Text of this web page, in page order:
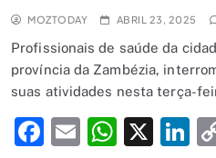
MOZTODAY ABRIL 23, 2025
Profissionais de saúde da
província da Zambézia,
suas atividades nesta terça-
Facebook
Email X